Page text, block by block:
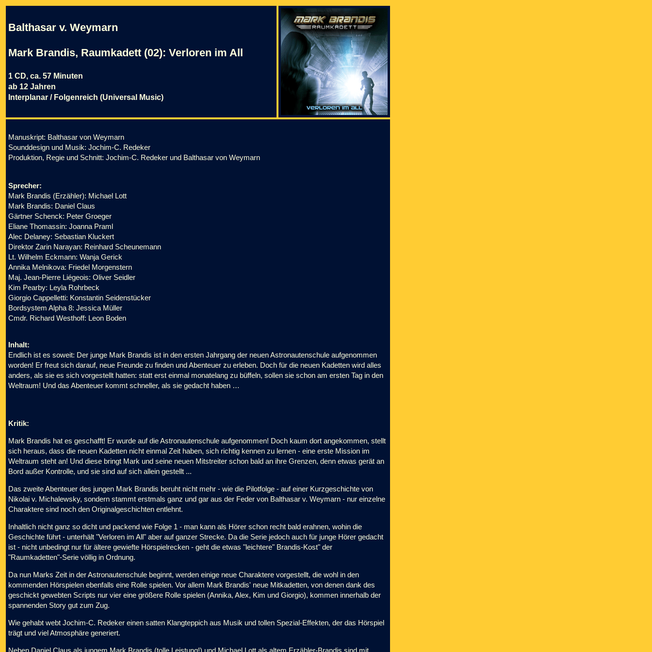
Balthasar v. Weymarn
Mark Brandis, Raumkadett (02): Verloren im All
1 CD, ca. 57 Minuten
ab 12 Jahren
Interplanar / Folgenreich (Universal Music)
Manuskript: Balthasar von Weymarn
Sounddesign und Musik: Jochim-C. Redeker
Produktion, Regie und Schnitt: Jochim-C. Redeker und Balthasar von Weymarn
Sprecher:
Mark Brandis (Erzähler): Michael Lott
Mark Brandis: Daniel Claus
Gärtner Schenck: Peter Groeger
Eliane Thomassin: Joanna Praml
Alec Delaney: Sebastian Kluckert
Direktor Zarin Narayan: Reinhard Scheunemann
Lt. Wilhelm Eckmann: Wanja Gerick
Annika Melnikova: Friedel Morgenstern
Maj. Jean-Pierre Liégeois: Oliver Seidler
Kim Pearby: Leyla Rohrbeck
Giorgio Cappelletti: Konstantin Seidenstücker
Bordsystem Alpha 8: Jessica Müller
Cmdr. Richard Westhoff: Leon Boden
Inhalt:
Endlich ist es soweit: Der junge Mark Brandis ist in den ersten Jahrgang der neuen Astronautenschule aufgenommen
worden! Er freut sich darauf, neue Freunde zu finden und Abenteuer zu erleben. Doch für die neuen Kadetten wird alles
anders, als sie es sich vorgestellt hatten: statt erst einmal monatelang zu büffeln, sollen sie schon am ersten Tag in den
Weltraum! Und das Abenteuer kommt schneller, als sie gedacht haben …
Kritik:
Mark Brandis hat es geschafft! Er wurde auf die Astronautenschule aufgenommen! Doch kaum dort angekommen, stellt
sich heraus, dass die neuen Kadetten nicht einmal Zeit haben, sich richtig kennen zu lernen - eine erste Mission im
Weltraum steht an! Und diese bringt Mark und seine neuen Mitstreiter schon bald an ihre Grenzen, denn etwas gerät an
Bord außer Kontrolle, und sie sind auf sich allein gestellt ...
Das zweite Abenteuer des jungen Mark Brandis beruht nicht mehr - wie die Pilotfolge - auf einer Kurzgeschichte von
Nikolai v. Michalewsky, sondern stammt erstmals ganz und gar aus der Feder von Balthasar v. Weymarn - nur einzelne
Charaktere sind noch den Originalgeschichten entlehnt.
Inhaltlich nicht ganz so dicht und packend wie Folge 1 - man kann als Hörer schon recht bald erahnen, wohin die
Geschichte führt - unterhält "Verloren im All" aber auf ganzer Strecke. Da die Serie jedoch auch für junge Hörer gedacht
ist - nicht unbedingt nur für ältere gewiefte Hörspielrecken - geht die etwas "leichtere" Brandis-Kost" der
"Raumkadetten"-Serie völlig in Ordnung.
Da nun Marks Zeit in der Astronautenschule beginnt, werden einige neue Charaktere vorgestellt, die wohl in den
kommenden Hörspielen ebenfalls eine Rolle spielen. Vor allem Mark Brandis' neue Mitkadetten, von denen dank des
geschickt gewebten Scripts nur vier eine größere Rolle spielen (Annika, Alex, Kim und Giorgio), kommen innerhalb der
spannenden Story gut zum Zug.
Wie gehabt webt Jochim-C. Redeker einen satten Klangteppich aus Musik und tollen Spezial-Effekten, der das Hörspiel
trägt und viel Atmosphäre generiert.
Neben Daniel Claus als jungem Mark Brandis (tolle Leistung!) und Michael Lott als altem Erzähler-Brandis sind mit